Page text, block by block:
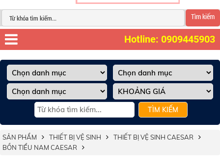
Tìm kiếm
Hotline: 0909445903
TÌM KIẾM
SẢN PHẨM THIẾT BỊ VỆ SINH
THIẾT BỊ VỆ SINH CAESAR
BỒN TIỂU NAM CAESAR